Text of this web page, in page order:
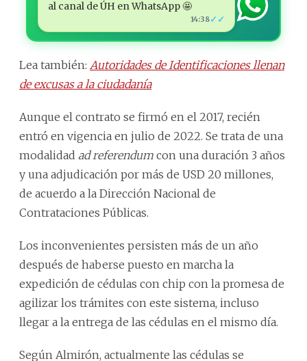
al canal de ÚH en WhatsApp 🤩
14:38✓✓
Lea también: Autoridades de Identificaciones llenan
de excusas a la ciudadanía
Aunque el contrato se firmó en el 2017, recién
entró en vigencia en julio de 2022. Se trata de una
modalidad ad referendum con una duración 3 años
y una adjudicación por más de USD 20 millones,
de acuerdo a la Dirección Nacional de
Contrataciones Públicas.
Los inconvenientes persisten más de un año
después de haberse puesto en marcha la
expedición de cédulas con chip con la promesa de
agilizar los trámites con este sistema, incluso
llegar a la entrega de las cédulas en el mismo día.
Según Almirón, actualmente las cédulas se